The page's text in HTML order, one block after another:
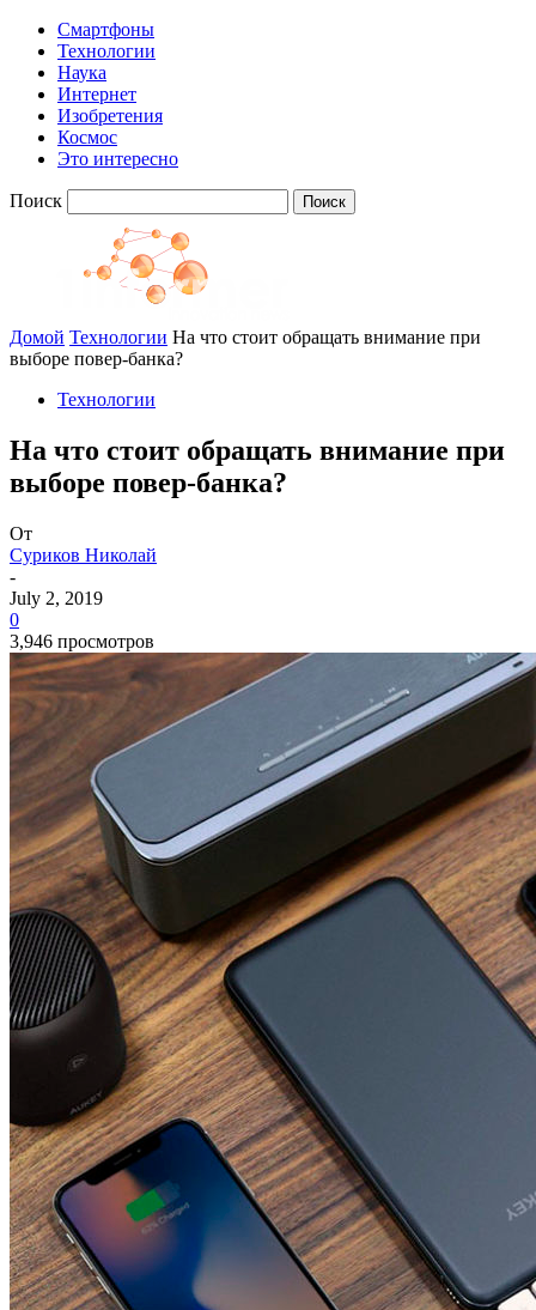
Смартфоны
Технологии
Наука
Интернет
Изобретения
Космос
Это интересно
Поиск
Домой Технологии На что стоит обращать внимание при
выборе повер-банка?
Технологии
На что стоит обращать внимание при
выборе повер-банка?
От
Суриков Николай
-
July 2, 2019
0
3,946 просмотров